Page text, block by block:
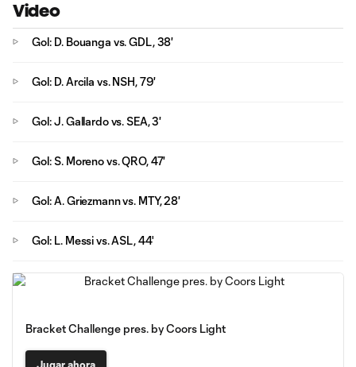
Video
Gol: D. Bouanga vs. GDL, 38'
Gol: D. Arcila vs. NSH, 79'
Gol: J. Gallardo vs. SEA, 3'
Gol: S. Moreno vs. QRO, 47'
Gol: A. Griezmann vs. MTY, 28'
Gol: L. Messi vs. ASL, 44'
Bracket Challenge pres. by Coors Light